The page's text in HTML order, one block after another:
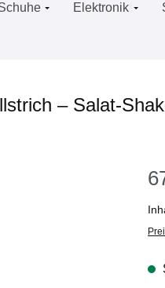
Elektronik
– Salat-